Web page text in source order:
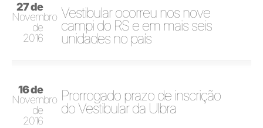
27 de
Novembro
de
2016
Vestibular ocorreu nos nove
campi do RS e em mais seis
unidades no país
16 de
Novembro
de
2016
Prorrogado prazo de inscrição
do Vestibular da Ulbra